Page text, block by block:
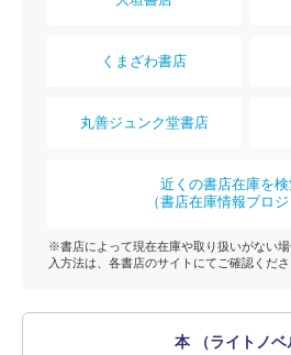
くまざわ書店
丸善ジュンク堂書店
近くの書店在庫を
（書店在庫情報プロジ
※書店によって現在在庫や取り扱いがない
入方法は、各書店のサイトにてご確認くださ
本 （ライトノベ